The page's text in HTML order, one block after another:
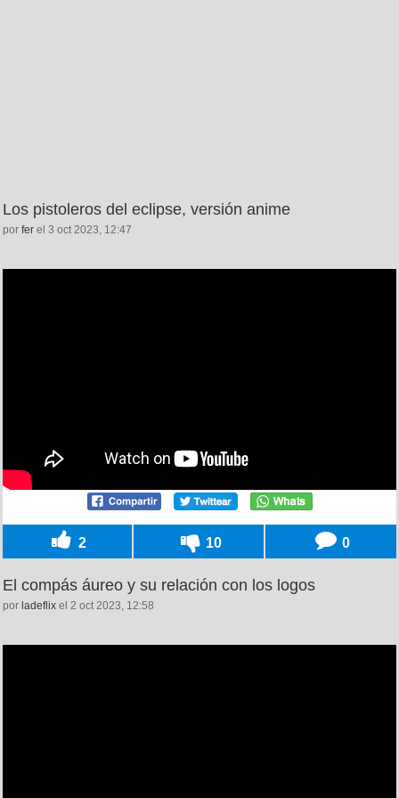
Los pistoleros del eclipse, versión anime
por fer el 3 oct 2023, 12:47
2 10 0
El compás áureo y su relación con los logos
por ladeflix el 2 oct 2023, 12:58